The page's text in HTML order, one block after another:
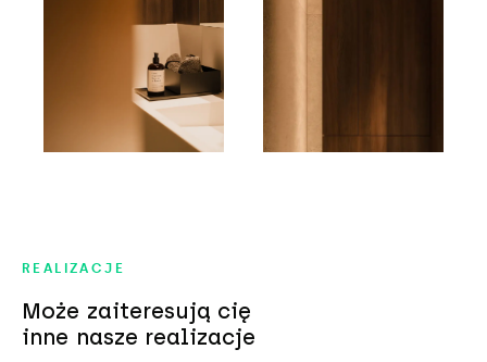
REALIZACJE
Może zaiteresują cię
inne nasze realizacje